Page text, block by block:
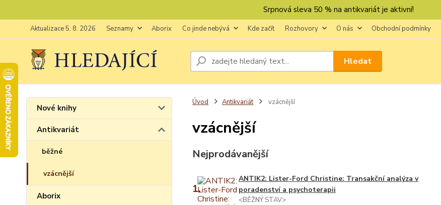
Srpnová sleva 50 % na antikvariát je aktivní!
Aktualizace 5. 8. 2026 Seznamy Aborix Co jinde nebývá Kde začít Rozhovory O nás Obchodní podmínky
Hledat
Nové knihy
Antikvariát
běžné
vzácnější
Aborix
Úvod Antikvariát vzácnější
vzácnější
Nejprodávanější
1.
ANTIK2: Lister-Ford Christine: Transakční analýza v
poradenství a psychoterapii
<BĚŽNÝ STAV>